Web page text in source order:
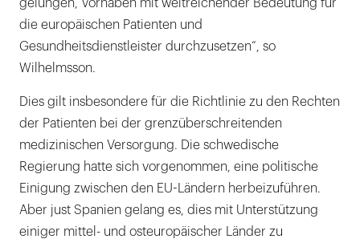
gelungen, Vorhaben mit weitreichender Bedeutung für
die europäischen Patienten und
Gesundheitsdienstleister durchzusetzen“, so
Wilhelmsson.
Dies gilt insbesondere für die Richtlinie zu den Rechten
der Patienten bei der grenzüberschreitenden
medizinischen Versorgung. Die schwedische
Regierung hatte sich vorgenommen, eine politische
Einigung zwischen den EU-Ländern herbeizuführen.
Aber just Spanien gelang es, dies mit Unterstützung
einiger mittel- und osteuropäischer Länder zu